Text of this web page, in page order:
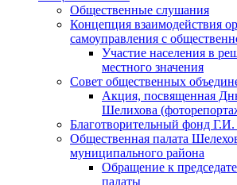
Общественные слушания
Концепция взаимодействия
самоуправления с
Участие населения в
местного значения
Совет общественных
Акция, посвященная
Шелихова
Благотворительный фонд
Общественная палата
муниципального района
Обращение к
палаты